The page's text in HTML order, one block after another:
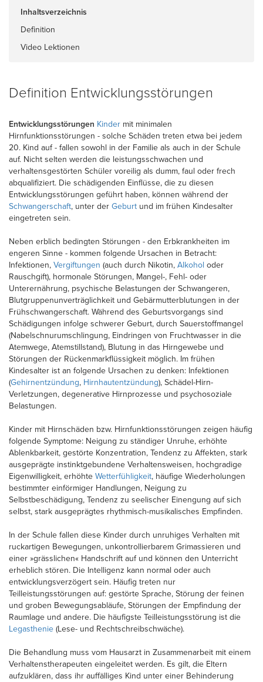
Inhaltsverzeichnis
Definition
Video Lektionen
Definition Entwicklungsstörungen
Entwicklungsstörungen Kinder mit minimalen
Hirnfunktionsstörungen - solche Schäden treten etwa bei jedem
20. Kind auf - fallen sowohl in der Familie als auch in der Schule
auf. Nicht selten werden die leistungsschwachen und
verhaltensgestörten Schüler voreilig als dumm, faul oder frech
abqualifiziert. Die schädigenden Einflüsse, die zu diesen
Entwicklungsstörungen geführt haben, können während der
Schwangerschaft, unter der Geburt und im frühen Kindesalter
eingetreten sein.
Neben erblich bedingten Störungen - den Erbkrankheiten im
engeren Sinne - kommen folgende Ursachen in Betracht:
Infektionen, Vergiftungen (auch durch Nikotin, Alkohol oder
Rauschgift), hormonale Störungen, Mangel-, Fehl- oder
Unterernährung, psychische Belastungen der Schwangeren,
Blutgruppenunverträglichkeit und Gebärmutterblutungen in der
Frühschwangerschaft. Während des Geburtsvorgangs sind
Schädigungen infolge schwerer Geburt, durch Sauerstoffmangel
(Nabelschnurumschlingung, Eindringen von Fruchtwasser in die
Atemwege, Atemstillstand), Blutung in das Hirngewebe und
Störungen der Rückenmarkflüssigkeit möglich. Im frühen
Kindesalter ist an folgende Ursachen zu denken: Infektionen
(Gehirnentzündung, Hirnhautentzündung), Schädel-Hirn-
Verletzungen, degenerative Hirnprozesse und psychosoziale
Belastungen.
Kinder mit Hirnschäden bzw. Hirnfunktionsstörungen zeigen häufig
folgende Symptome: Neigung zu ständiger Unruhe, erhöhte
Ablenkbarkeit, gestörte Konzentration, Tendenz zu Affekten, stark
ausgeprägte instinktgebundene Verhaltensweisen, hochgradige
Eigenwilligkeit, erhöhte Wetterfühligkeit, häufige Wiederholungen
bestimmter einförmiger Handlungen, Neigung zu
Selbstbeschädigung, Tendenz zu seelischer Einengung auf sich
selbst, stark ausgeprägtes rhythmisch-musikalisches Empfinden.
In der Schule fallen diese Kinder durch unruhiges Verhalten mit
ruckartigen Bewegungen, unkontrollierbarem Grimassieren und
einer »grässlichen« Handschrift auf und können den Unterricht
erheblich stören. Die Intelligenz kann normal oder auch
entwicklungsverzögert sein. Häufig treten nur
Teilleistungsstörungen auf: gestörte Sprache, Störung der feinen
und groben Bewegungsabläufe, Störungen der Empfindung der
Raumlage und andere. Die häufigste Teilleistungsstörung ist die
Legasthenie (Lese- und Rechtschreibschwäche).
Die Behandlung muss vom Hausarzt in Zusammenarbeit mit einem
Verhaltenstherapeuten eingeleitet werden. Es gilt, die Eltern
aufzuklären, dass ihr auffälliges Kind unter einer Behinderung